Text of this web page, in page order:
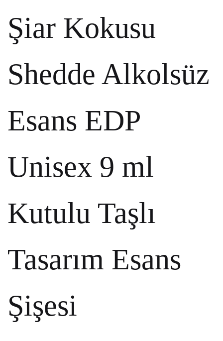
Şiar Kokusu
Shedde Alkolsüz
Esans EDP
Unisex 9 ml
Kutulu Taşlı
Tasarım Esans
Şişesi